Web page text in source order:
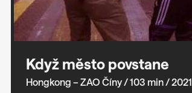
Když město povstane
Hongkong – ZAO Číny/ 103 min/ 2021